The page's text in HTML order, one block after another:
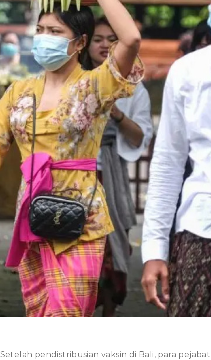
Setelah pendistribusian vaksin di Bali, para